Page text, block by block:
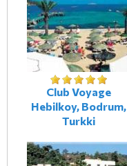
Club Voyage
Hebilkoy, Bodrum,
Turkki